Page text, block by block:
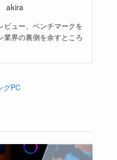
akira
ビュー、ベンチマークを
業界の裏側を余すところ
グPC